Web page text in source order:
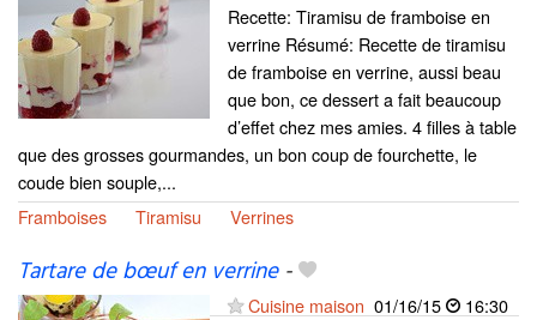
Recette: Tiramisu de framboise en
verrine Résumé: Recette de tiramisu
de framboise en verrine, aussi beau
que bon, ce dessert a fait beaucoup
d’effet chez mes amies. 4 filles à table
que des grosses gourmandes, un bon coup de fourchette, le
coude bien souple,...
Framboises
Tiramisu Verrines
Tartare de bœuf en verrine-
Cuisine maison 01/16/15 16:30